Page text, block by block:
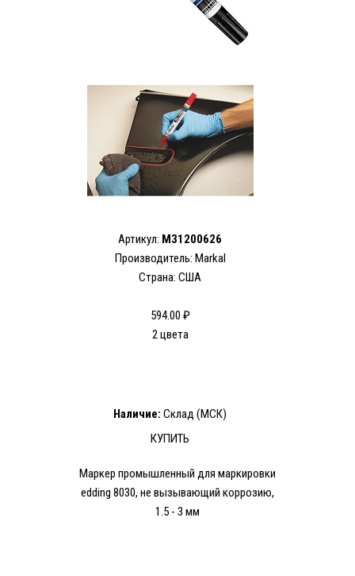
Артикул: M31200626
Производитель: Markal
Страна: США
594.00 ₽
2 цвета
Наличие: Склад (МСК)
КУПИТЬ
Маркер промышленный для маркировки
edding 8030, не вызывающий коррозию,
1.5 - 3 мм